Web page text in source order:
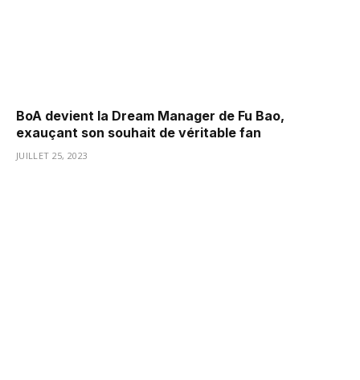
BoA devient la Dream Manager de Fu Bao,
exauçant son souhait de véritable fan
JUILLET 25, 2023